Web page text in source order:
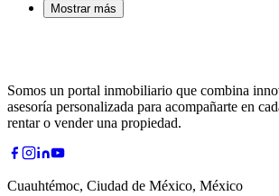
Mostrar más
Somos un portal inmobiliario que combina
asesoría personalizada para acompañarte en
rentar o vender una propiedad.
Cuauhtémoc, Ciudad de México, México